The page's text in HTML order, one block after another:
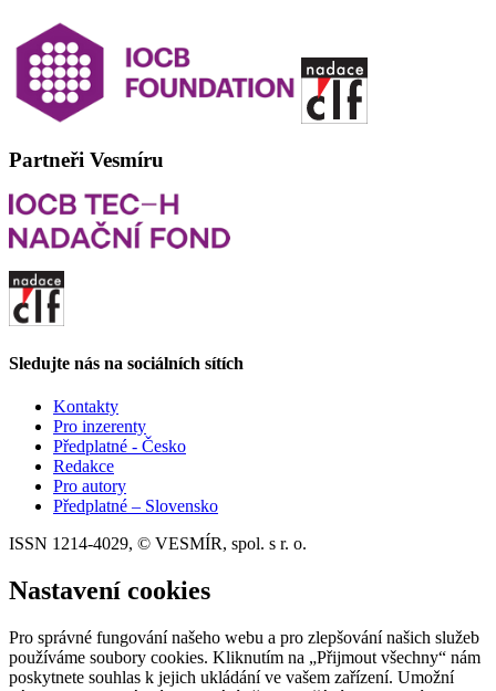
Partneři Vesmíru
Sledujte nás na sociálních sítích
Kontakty
Pro inzerenty
Předplatné - Česko
Redakce
Pro autory
Předplatné – Slovensko
ISSN 1214-4029, © VESMÍR, spol. s r. o.
Nastavení cookies
Pro správné fungování našeho webu a pro zlepšování našich služeb
používáme soubory cookies. Kliknutím na „Přijmout všechny“ nám
poskytnete souhlas k jejich ukládání ve vašem zařízení. Umožní